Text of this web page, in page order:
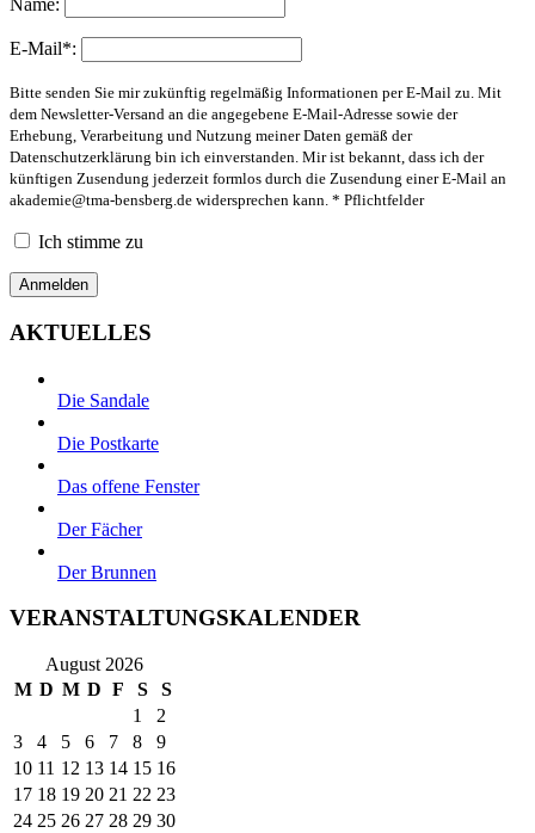
Name:
E-Mail*:
Bitte senden Sie mir zukünftig regelmäßig Informationen per E-Mail zu. Mit
dem Newsletter-Versand an die angegebene E-Mail-Adresse sowie der
Erhebung, Verarbeitung und Nutzung meiner Daten gemäß der
Datenschutzerklärung bin ich einverstanden. Mir ist bekannt, dass ich der
künftigen Zusendung jederzeit formlos durch die Zusendung einer E-Mail an
akademie@tma-bensberg.de widersprechen kann. * Pflichtfelder
Ich stimme zu
AKTUELLES
Die Sandale
Die Postkarte
Das offene Fenster
Der Fächer
Der Brunnen
VERANSTALTUNGSKALENDER
August 2026
M D M D F S S
1
2
3
4 5 6 7 8
9
10 11 12 13 14 15 16
17 18 19 20 21 22 23
24 25 26 27 28 29 30